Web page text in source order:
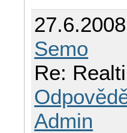
Semo
Re:
Admin